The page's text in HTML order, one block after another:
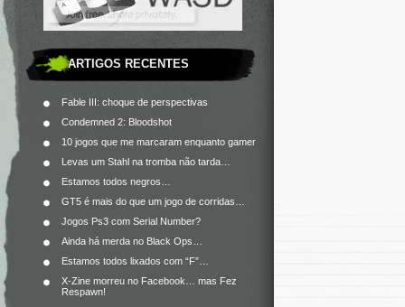
ARTIGOS RECENTES
Fable III: choque de perspectivas
Condemned 2: Bloodshot
10 jogos que me marcaram enquanto gamer
Levas um Stahl na tromba não tarda…
Estamos todos negros…
GT5 é mais do que um jogo de corridas…
Jogos Ps3 com Serial Number?
Ainda há merda no Black Ops…
Estamos todos lixados com “F”…
X-Zine morreu no Facebook… mas Fez
Respawn!